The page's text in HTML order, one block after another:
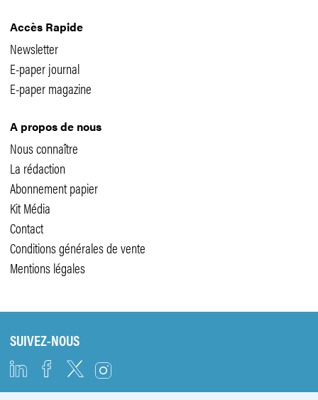
Accès Rapide
Newsletter
E-paper journal
E-paper magazine
A propos de nous
Nous connaître
La rédaction
Abonnement papier
Kit Média
Contact
Conditions générales de vente
Mentions légales
SUIVEZ-NOUS